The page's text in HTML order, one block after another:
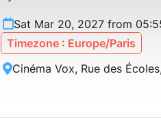
Sat Mar 20, 2027 from
Timezone : Europe/Paris
Cinéma Vox, Rue des